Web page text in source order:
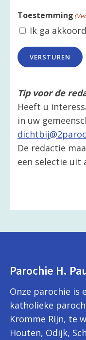
Toestemming
Ik ga
VERSTUREN
Tip voor de
Heeft u
in uw
De redactie
een selectie uit
Parochie H.
Onze parochie is
katholieke
Kromme Rijn, te
Houten, Odijk,